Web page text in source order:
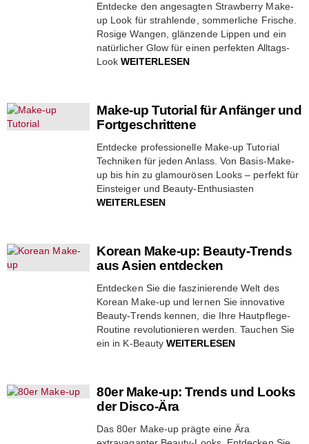
Entdecke den angesagten Strawberry Make-
up Look für strahlende, sommerliche Frische.
Rosige Wangen, glänzende Lippen und ein
natürlicher Glow für einen perfekten Alltags-
LookWEITERLESEN
Make-up Tutorial für Anfänger und
Fortgeschrittene
Entdecke professionelle Make-up Tutorial
Techniken für jeden Anlass. Von Basis-Make-
up bis hin zu glamourösen Looks – perfekt für
Einsteiger und Beauty-Enthusiasten
WEITERLESEN
Korean Make-up: Beauty-Trends
aus Asien entdecken
Entdecken Sie die faszinierende Welt des
Korean Make-up und lernen Sie innovative
Beauty-Trends kennen, die Ihre Hautpflege-
Routine revolutionieren werden. Tauchen Sie
ein in K-BeautyWEITERLESEN
80er Make-up: Trends und Looks
der Disco-Ära
Das 80er Make-up prägte eine Ära